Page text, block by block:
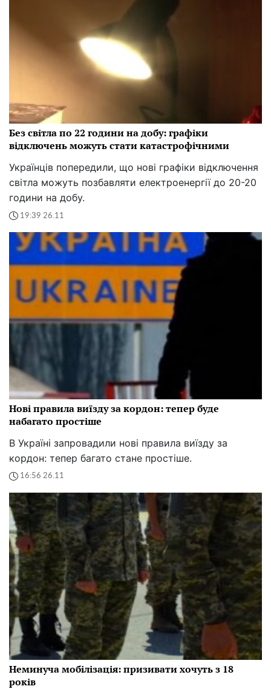
Без світла по 22 години на добу: графіки
відключень можуть стати катастрофічними
Українців попередили, що нові графіки відключення
світла можуть позбавляти електроенергії до 20-20
години на добу.
19:39 26.11
Нові правила виїзду за кордон: тепер буде
набагато простіше
В Україні запровадили нові правила виїзду за
кордон: тепер багато стане простіше.
16:56 26.11
Неминуча мобілізація: призивати хочуть з 18
років